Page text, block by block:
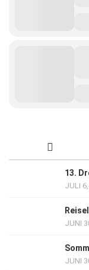
13.
JULI
JUNI
JUNI